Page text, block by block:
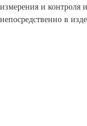
измерения и контроля
непосредственно в